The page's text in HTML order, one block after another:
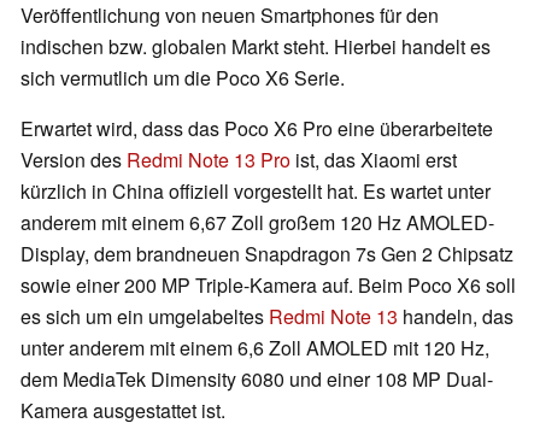
Veröffentlichung von neuen Smartphones für den
indischen bzw. globalen Markt steht. Hierbei handelt es
sich vermutlich um die Poco X6 Serie.
Erwartet wird, dass das Poco X6 Pro eine überarbeitete
Version des Redmi Note 13 Pro ist, das Xiaomi erst
kürzlich in China offiziell vorgestellt hat. Es wartet unter
anderem mit einem 6,67 Zoll großem 120 Hz AMOLED-
Display, dem brandneuen Snapdragon 7s Gen 2 Chipsatz
sowie einer 200 MP Triple-Kamera auf. Beim Poco X6 soll
es sich um ein umgelabeltes Redmi Note 13 handeln, das
unter anderem mit einem 6,6 Zoll AMOLED mit 120 Hz,
dem MediaTek Dimensity 6080 und einer 108 MP Dual-
Kamera ausgestattet ist.